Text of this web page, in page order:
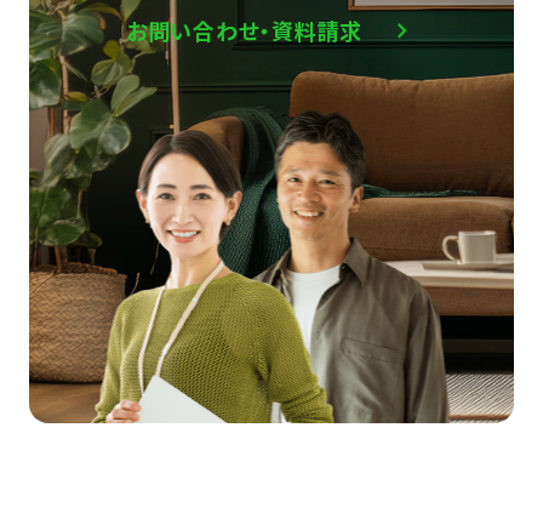
お問い合わせ・資料請求